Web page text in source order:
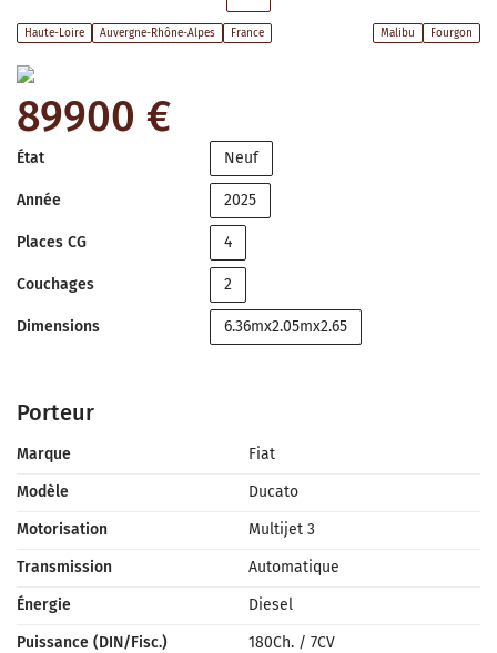
Haute-Loire Auvergne-Rhône-Alpes France Malibu Fourgon
89900 €
État Neuf
Année 2025
Places CG 4
Couchages 2
Dimensions 6.36mx2.05mx2.65
Porteur
Marque
Fiat
Modèle
Ducato
Motorisation
Multijet 3
Transmission
Automatique
Énergie
Diesel
Puissance (DIN/Fisc.)
180Ch. / 7CV